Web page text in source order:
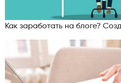
Как заработать на блоге?